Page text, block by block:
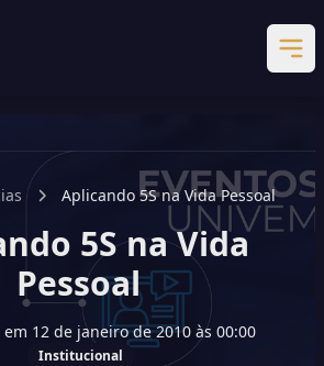
Aplicando 5S na Vida Pessoal
5S na Vida
Pessoal
12 de janeiro de 2010 às 00:00
Institucional